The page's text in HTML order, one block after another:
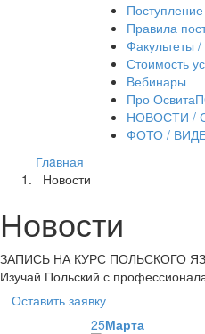
Правила
Факультеты
Стоимость
Вебинары
Про
НОВОСТИ /
ФОТО /
Глaвная
Новости
Новости
ЗАПИСЬ НА КУРС ПОЛЬСКОГО
Изучай Польский с
Оставить заявку
25Марта